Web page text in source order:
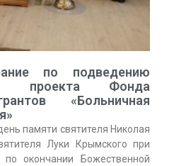
по подведению
проекта Фонда
«Больничная
памяти святителя Николая
Луки Крымского при
по окончании Божественной